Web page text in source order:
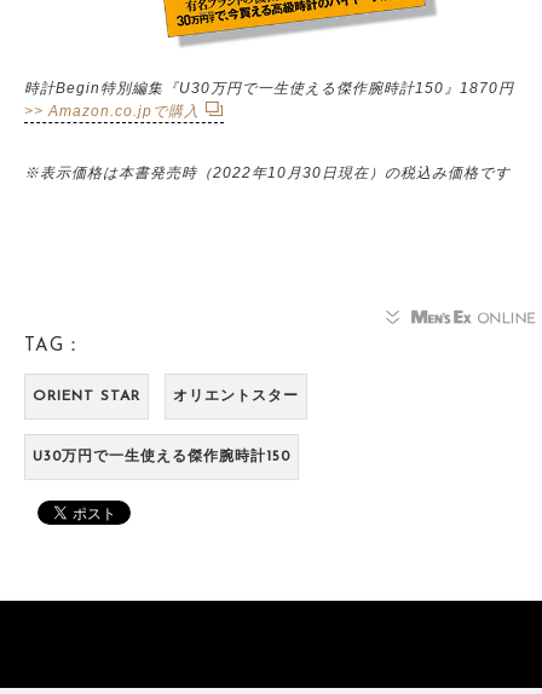
時計Begin特別編集『U30万円で一生使える傑作腕時計150』1870円
>> Amazon.co.jpで購入
※表示価格は本書発売時（2022年10月30日現在）の税込み価格です
TAG：
ORIENT STAR オリエントスター
U30万円で一生使える傑作腕時計150